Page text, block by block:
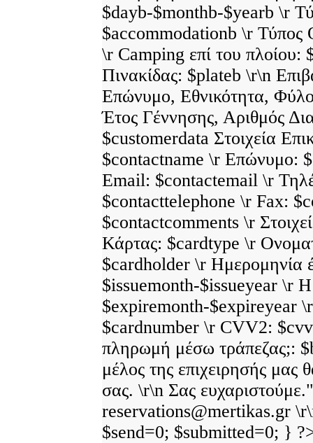
$dayb-$monthb-$yearb \r
$accommodationb \r Τύπος
\r Camping επί του πλοίου:
Πινακίδας: $plateb \r\n
Επώνυμο, Εθνικότητα,
Έτος Γέννησης, Αριθμός
$customerdata Στοιχεία
$contactname \r Επώνυμο:
Email: $contactemail \r
$contacttelephone \r Fax:
$contactcomments \r
Κάρτας: $cardtype \r
$cardholder \r Ημερομηνία
$issuemonth-$issueyear \r
$expiremonth-$expireyear
$cardnumber \r CVV2:
πληρωμή μέσω τράπεζας;:
μέλος της επιχειρησής μας
σας. \r\n Σας
reservations@mertikas.gr
$send=0; $submitted=0; }